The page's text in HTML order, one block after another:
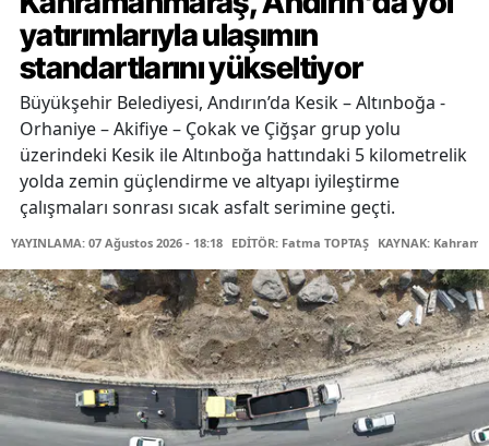
yatırımlarıyla ulaşımın
standartlarını yükseltiyor
Büyükşehir Belediyesi, Andırın’da Kesik – Altınboğa -
Orhaniye – Akifiye – Çokak ve Çiğşar grup yolu
üzerindeki Kesik ile Altınboğa hattındaki 5 kilometrelik
yolda zemin güçlendirme ve altyapı iyileştirme
çalışmaları sonrası sıcak asfalt serimine geçti.
YAYINLAMA: 07 Ağustos 2026 - 18:18 EDİTÖR: Fatma TOPTAŞ KAYNAK: